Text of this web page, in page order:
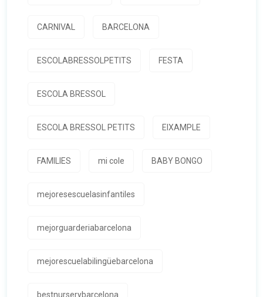
CARNIVAL BARCELONA
ESCOLABRESSOLPETITS FESTA
ESCOLA BRESSOL
ESCOLA BRESSOL PETITS EIXAMPLE
FAMILIES mi cole BABY BONGO
mejoresescuelasinfantiles
mejorguarderiabarcelona
mejorescuelabilingüebarcelona
bestnurserybarcelona